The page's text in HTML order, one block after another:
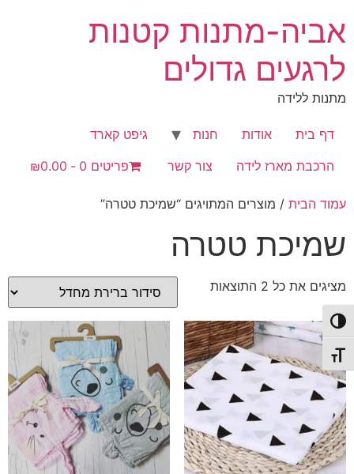
הפעל/כבה ניגודיות גבוהה
מתג גודל גופן
לתוכן
אביה-מתנות קטנות
לרגעים גדולים
מתנות ללידה
דף בית אודות חנות
גיפט קארד
הרכבת מארז לידה
צור קשר פריטים 0 ₪0.00
עמוד הבית / מוצרים המתויגים “שמיכת טטרה”
שמיכת טטרה
מציגים את כל ⁦2⁩ התוצאות